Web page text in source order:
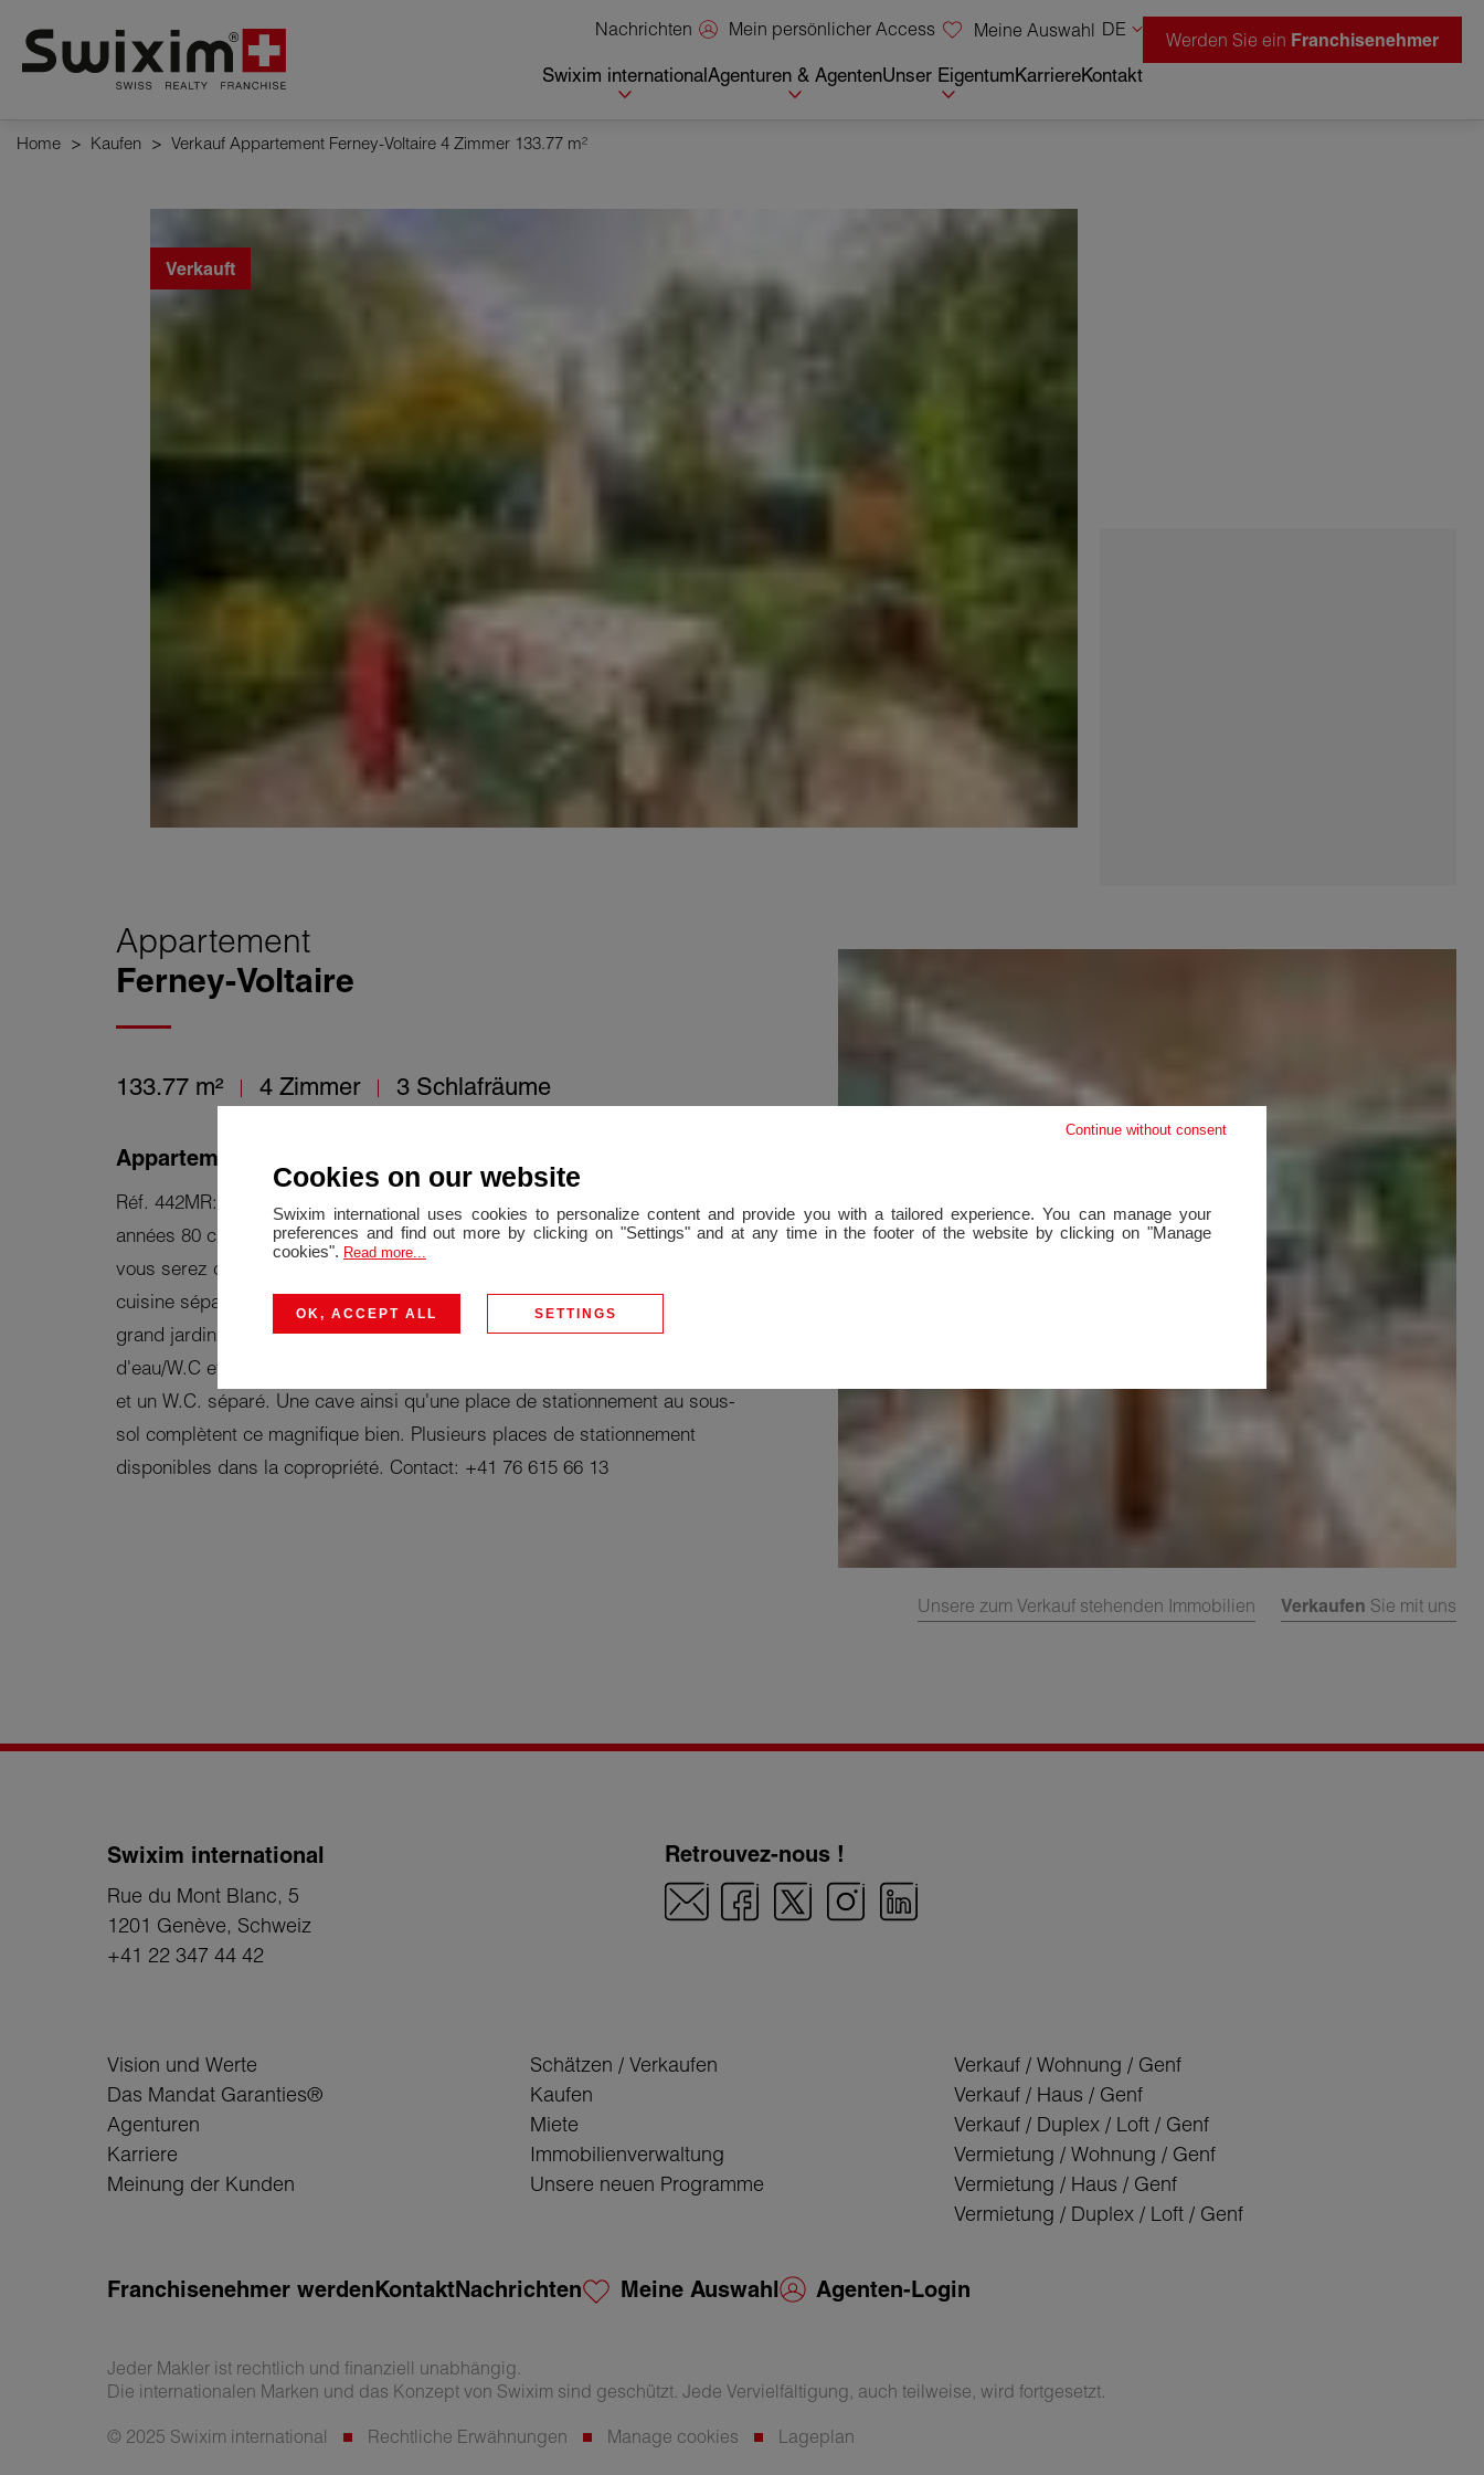
Nachrichten Mein persönlicher Access Meine Auswahl DE
Swixim internationalAgenturen & AgentenUnser EigentumKarriereKontakt
Werden Sie ein Franchisenehmer
Home > Kaufen > Verkauf Appartement Ferney-Voltaire 4 Zimmer 133.77 m²
Verkauft
Appartement
Ferney-Voltaire
133.77 m² 4 Zimmer 3 Schlafräume
Appartement T4 de 133m2 avec jardin
Réf. 442MR: EN EXCLUSIVITE, Ferney-Voltaire, dans une résidence des
années 80 clame et sécurisé avec des espaces verts et terrain de tennis ,
vous serez charmé par cet appartement T3 de 133m2 composé d'une
cuisine séparée, un séjour avec accès a une véranda, une terrasse et un
grand jardin, 3 chambres à coucher dont une suite parentale avec salle
d'eau/W.C et véranda faisant office de bureau, une salle de bains avec W.C
et un W.C. séparé. Une cave ainsi qu'une place de stationnement au sous-
sol complètent ce magnifique bien. Plusieurs places de stationnement
disponibles dans la copropriété. Contact: +41 76 615 66 13
Unsere zum Verkauf stehenden Immobilien Verkaufen Sie mit uns
Swixim international
Rue du Mont Blanc, 5
1201 Genève, Schweiz
+41 22 347 44 42
Retrouvez-nous !
Vision und Werte
Das Mandat Garanties®
Agenturen
Karriere
Meinung der Kunden
Schätzen / Verkaufen
Kaufen
Miete
Immobilienverwaltung
Unsere neuen Programme
Verkauf / Wohnung / Genf
Verkauf / Haus / Genf
Verkauf / Duplex / Loft / Genf
Vermietung / Wohnung / Genf
Vermietung / Haus / Genf
Vermietung / Duplex / Loft / Genf
Franchisenehmer werdenKontaktNachrichten Meine Auswahl Agenten-Login
Jeder Makler ist rechtlich und finanziell unabhängig.
Die internationalen Marken und das Konzept von Swixim sind geschützt. Jede Vervielfältigung, auch teilweise, wird fortgesetzt.
© 2025 Swixim international Rechtliche Erwähnungen Manage cookies Lageplan
Continue without consent
Cookies on our website
Swixim international uses cookies to personalize content and provide you with a tailored experience. You can manage your
preferences and find out more by clicking on "Settings" and at any time in the footer of the website by clicking on "Manage
cookies". Read more...
OK, ACCEPT ALL SETTINGS